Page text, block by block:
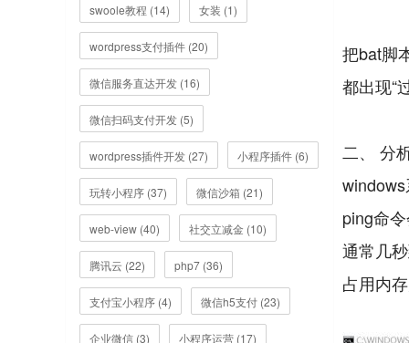
swoole教程 (14) 女装 (1)
wordpress支付插件 (20)
微信服务直达开发 (16)
微信扫码支付开发 (5)
wordpress插件开发 (27) 小程序插件 (6)
玩转小程序 (37) 微信沙箱 (21)
web-view (40) 社交立减金 (10)
腾讯云 (22) php7 (36)
支付宝小程序 (4) 微信h5支付 (23)
企业微信 (3) 小程序运营 (17)
把bat脚
都出现“
二、 分
ping命
通常几
占用内